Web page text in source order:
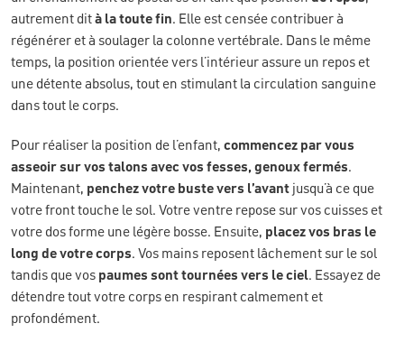
autrement dità la toute fin. Elle est censée contribuer à
régénérer et à soulager la colonne vertébrale. Dans le même
temps, la position orientée vers l’intérieur assure un repos et
une détente absolus, tout en stimulant la circulation sanguine
dans tout le corps.
Pour réaliser la position de l’enfant, commencez par vous
asseoir sur vos talons avec vos fesses, genoux fermés.
Maintenant, penchez votre buste vers l’avant jusqu’à ce que
votre front touche le sol. Votre ventre repose sur vos cuisses et
votre dos forme une légère bosse. Ensuite, placez vos bras le
long de votre corps. Vos mains reposent lâchement sur le sol
tandis que vos paumes sont tournées vers le ciel. Essayez de
détendre tout votre corps en respirant calmement et
profondément.